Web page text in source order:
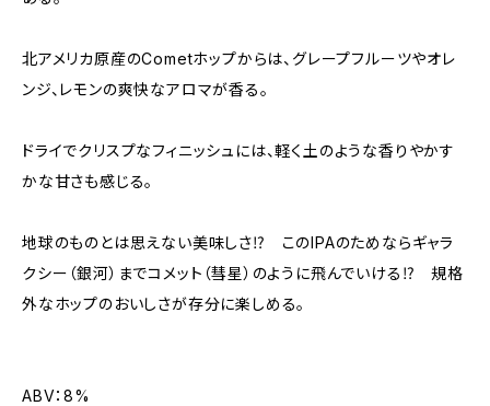
北アメリカ原産のCometホップからは、グレープフルーツやオレ
ンジ、レモンの爽快なアロマが香る。
ドライでクリスプなフィニッシュには、軽く土のような香りやかす
かな甘さも感じる。
地球のものとは思えない美味しさ⁉ このIPAのためならギャラ
クシー（銀河）までコメット（彗星）のように飛んでいける⁉ 規格
外なホップのおいしさが存分に楽しめる。
ABV：8%